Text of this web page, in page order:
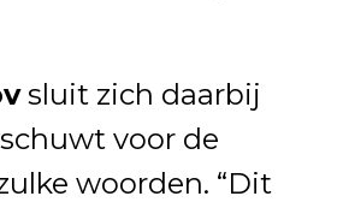
sluit zich daarbij
voor de
woorden. “Dit